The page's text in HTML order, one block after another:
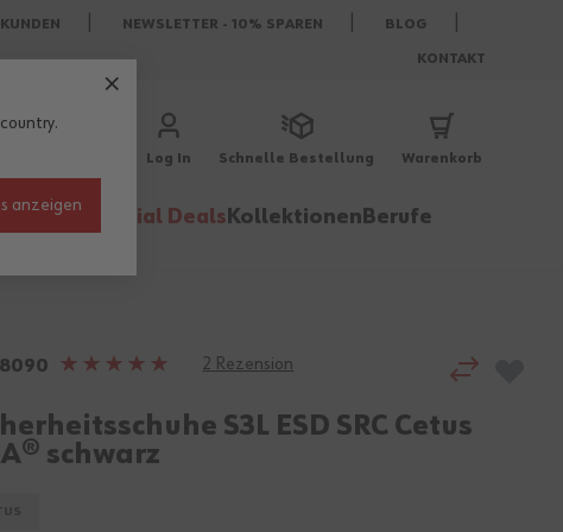
NEWSLETTER - 10% SPAREN BLOG
KONTAKT
Log In Schnelle Bestellung Warenkorb
Special Deals Kollektionen Berufe
Bewertung:
2 Rezension
S3L ESD SRC Cetus
schwarz
anzeigen